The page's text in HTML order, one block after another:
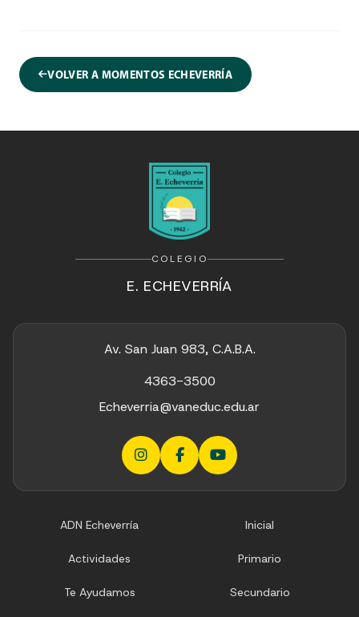
VOLVER A MOMENTOS ECHEVERRÍA
COLEGIO
E. ECHEVERRÍA
Av. San Juan 983, C.A.B.A.
4363-3500
Echeverria@vaneduc.edu.ar
ADN Echeverría Inicial
Actividades Primario
Te Ayudamos Secundario